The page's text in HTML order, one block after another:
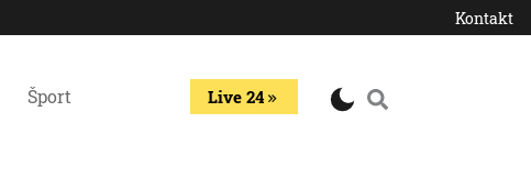
Kontakt
Šport Live 24